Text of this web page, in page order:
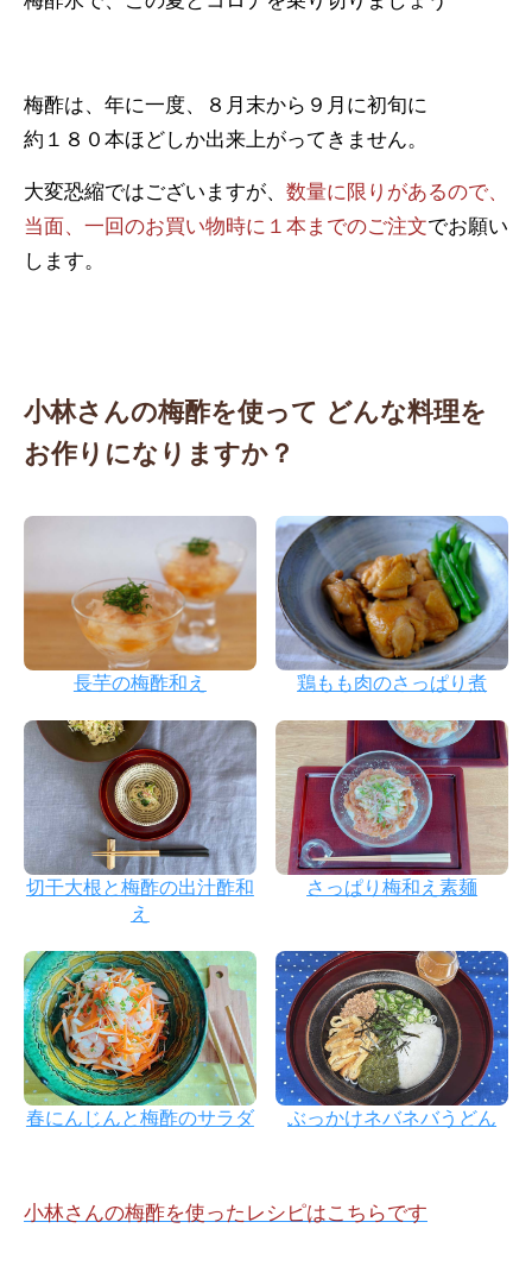
梅酢は、年に一度、８月末から９月に初旬に
約１８０本ほどしか出来上がってきません。
大変恐縮ではございますが、 数量に限りがあるので、
当面、一回のお買い物時に１本までのご注文でお願い
します。
小林さんの梅酢を使って どんな料理を
お作りになりますか？
長芋の梅酢和え 鶏もも肉のさっぱり煮
切干大根と梅酢の出汁酢和
え
さっぱり梅和え素麺
春にんじんと梅酢のサラダ ぶっかけネバネバうどん
小林さんの梅酢を使ったレシピはこちらです